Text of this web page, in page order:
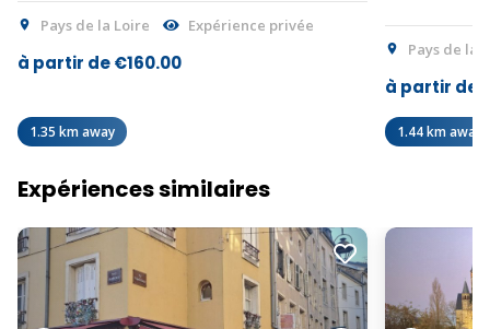
Pays de la Loire Expérience privée
à partir de €160.00
1.35 km away
Pays de la
à partir de
1.44 km away
Expériences similaires